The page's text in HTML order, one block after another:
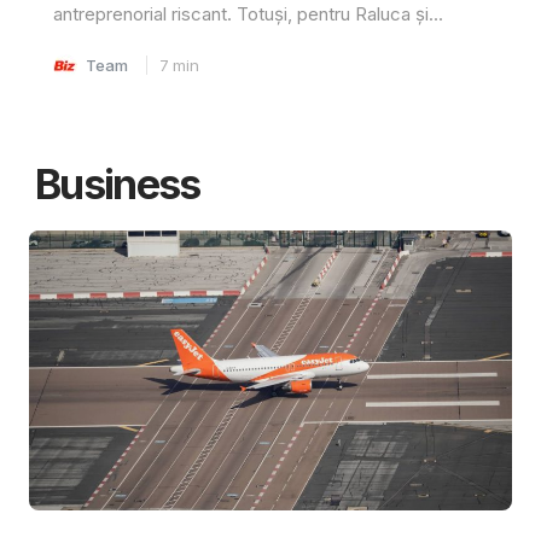
antreprenorial riscant. Totuși, pentru Raluca și...
Team 7 min
Business